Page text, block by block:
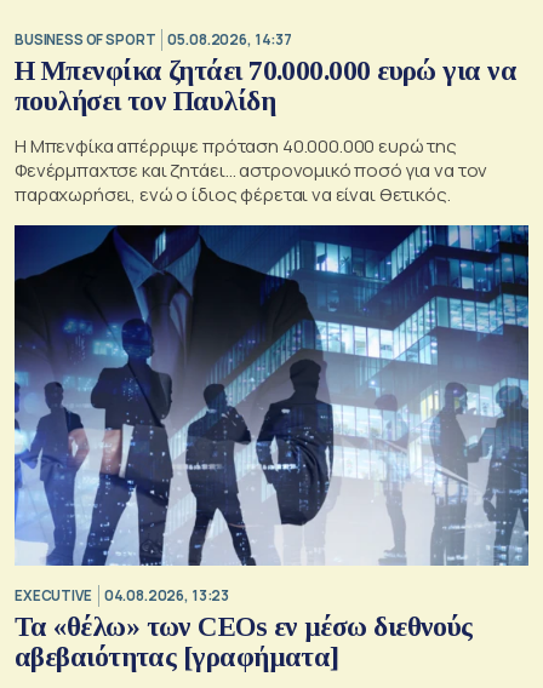
BUSINESS OF SPORT 05.08.2026, 14:37
Η Μπενφίκα ζητάει 70.000.000 ευρώ για να
πουλήσει τον Παυλίδη
Η Μπενφίκα απέρριψε πρόταση 40.000.000 ευρώ της
Φενέρμπαχτσε και ζητάει… αστρονομικό ποσό για να τον
παραχωρήσει, ενώ ο ίδιος φέρεται να είναι θετικός.
EXECUTIVE 04.08.2026, 13:23
Τα «θέλω» των CEOs εν μέσω διεθνούς
αβεβαιότητας [γραφήματα]